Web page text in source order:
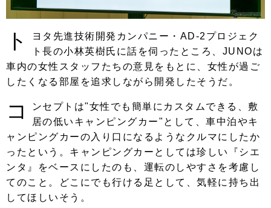
ト
ヨタ先進技術開発カンパニー・AD-2プロジェク
ト長の小林英樹氏に話を伺ったところ、JUNOは
車内の女性スタッフたちの意見をもとに、女性が過ご
したくなる部屋を追求しながら開発したそうだ。
コ
ンセプトは"女性でも簡単にカスタムできる、敷
居の低いキャンピングカー"として、車中泊やキ
ャンピングカーの入り口になるようなクルマにしたか
ったという。キャンピングカーとしては珍しい『シエ
ンタ』をベースにしたのも、運転のしやすさを考慮し
てのこと。どこにでも行ける足として、気軽に持ち出
してほしいそう。